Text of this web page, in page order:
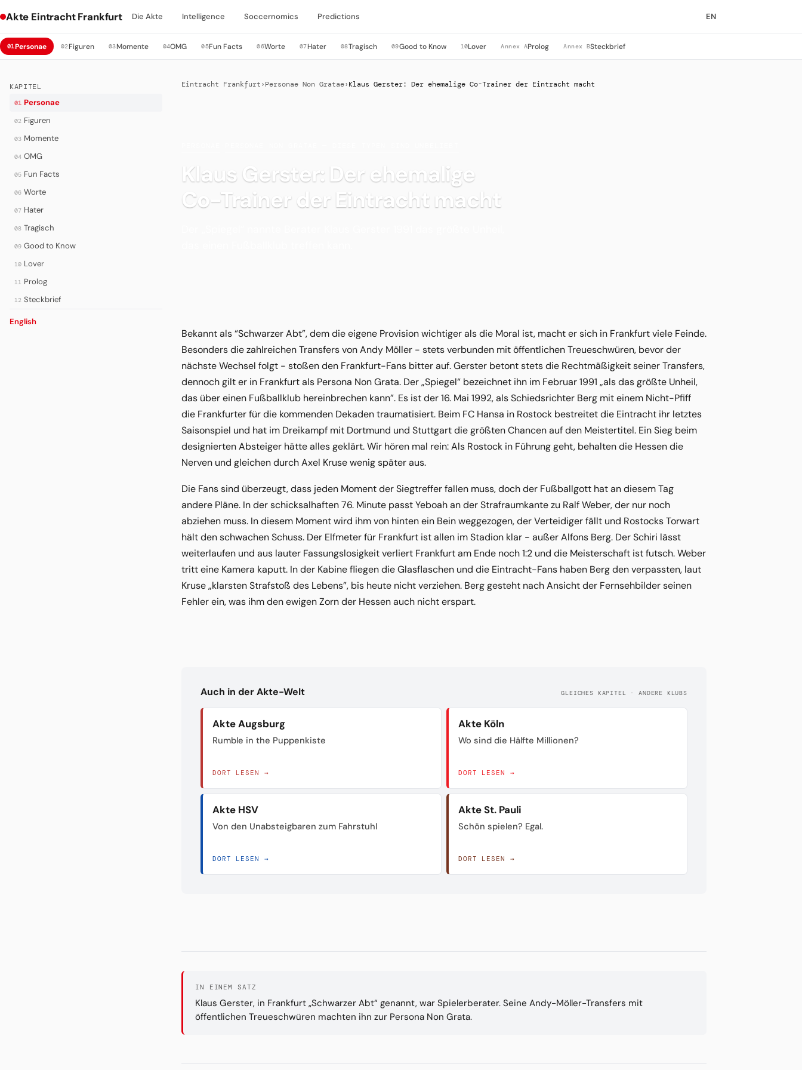
Akte Eintracht Frankfurt Die Akte Intelligence Soccernomics Predictions EN
01Personae 02Figuren 03Momente 04OMG 05Fun Facts 06Worte 07Hater 08Tragisch 09Good to Know 10Lover Annex AProlog Annex BSteckbrief
KAPITEL
01 Personae
02 Figuren
03 Momente
04 OMG
05 Fun Facts
06 Worte
07 Hater
08 Tragisch
09 Good to Know
10 Lover
11 Prolog
12 Steckbrief
English
Eintracht Frankfurt › Personae Non Gratae› Klaus Gerster: Der ehemalige Co-Trainer der Eintracht macht
Klaus Gerster: Der ehemalige
Co-Trainer der Eintracht macht
Bekannt als “Schwarzer Abt”, dem die eigene Provision wichtiger als die Moral ist, macht er sich in Frankfurt viele Feinde.
Besonders die zahlreichen Transfers von Andy Möller - stets verbunden mit öffentlichen Treueschwüren, bevor der
nächste Wechsel folgt - stoßen den Frankfurt-Fans bitter auf. Gerster betont stets die Rechtmäßigkeit seiner Transfers,
dennoch gilt er in Frankfurt als Persona Non Grata. Der „Spiegel“ bezeichnet ihn im Februar 1991 „als das größte Unheil,
das über einen Fußballklub hereinbrechen kann”. Es ist der 16. Mai 1992, als Schiedsrichter Berg mit einem Nicht-Pfiff
die Frankfurter für die kommenden Dekaden traumatisiert. Beim FC Hansa in Rostock bestreitet die Eintracht ihr letztes
Saisonspiel und hat im Dreikampf mit Dortmund und Stuttgart die größten Chancen auf den Meistertitel. Ein Sieg beim
designierten Absteiger hätte alles geklärt. Wir hören mal rein: Als Rostock in Führung geht, behalten die Hessen die
Nerven und gleichen durch Axel Kruse wenig später aus.
Die Fans sind überzeugt, dass jeden Moment der Siegtreffer fallen muss, doch der Fußballgott hat an diesem Tag
andere Pläne. In der schicksalhaften 76. Minute passt Yeboah an der Strafraumkante zu Ralf Weber, der nur noch
abziehen muss. In diesem Moment wird ihm von hinten ein Bein weggezogen, der Verteidiger fällt und Rostocks Torwart
hält den schwachen Schuss. Der Elfmeter für Frankfurt ist allen im Stadion klar - außer Alfons Berg. Der Schiri lässt
weiterlaufen und aus lauter Fassungslosigkeit verliert Frankfurt am Ende noch 1:2 und die Meisterschaft ist futsch. Weber
tritt eine Kamera kaputt. In der Kabine fliegen die Glasflaschen und die Eintracht-Fans haben Berg den verpassten, laut
Kruse „klarsten Strafstoß des Lebens”, bis heute nicht verziehen. Berg gesteht nach Ansicht der Fernsehbilder seinen
Fehler ein, was ihm den ewigen Zorn der Hessen auch nicht erspart.
Auch in der Akte-Welt GLEICHES KAPITEL · ANDERE KLUBS
Akte Augsburg
Rumble in the Puppenkiste
DORT LESEN →
Akte Köln
Wo sind die Hälfte Millionen?
DORT LESEN →
Akte HSV
Von den Unabsteigbaren zum Fahrstuhl
DORT LESEN →
Akte St. Pauli
Schön spielen? Egal.
DORT LESEN →
IN EINEM SATZ
Klaus Gerster, in Frankfurt „Schwarzer Abt“ genannt, war Spielerberater. Seine Andy-Möller-Transfers mit
öffentlichen Treueschwüren machten ihn zur Persona Non Grata.